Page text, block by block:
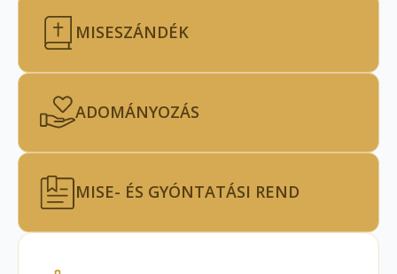
MISESZÁNDÉK
ADOMÁNYOZÁS
MISE- ÉS GYÓNTATÁSI REND